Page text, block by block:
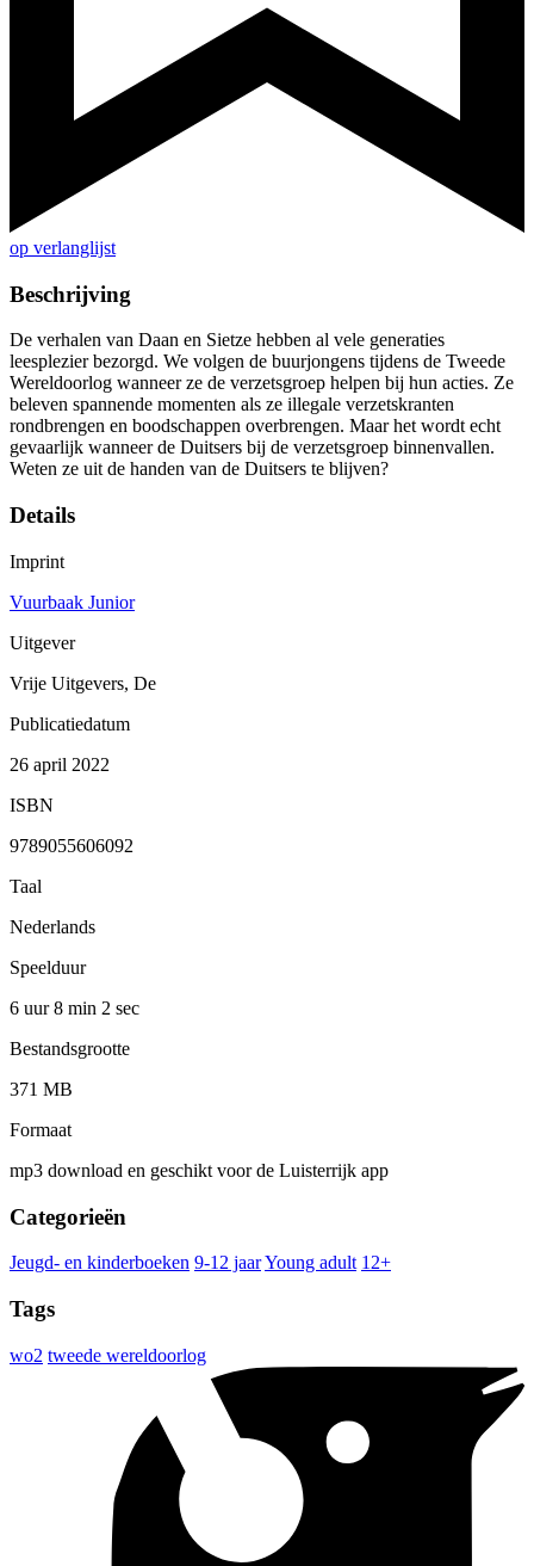
op verlanglijst
Beschrijving
De verhalen van Daan en Sietze hebben al vele generaties
leesplezier bezorgd. We volgen de buurjongens tijdens de Tweede
Wereldoorlog wanneer ze de verzetsgroep helpen bij hun acties. Ze
beleven spannende momenten als ze illegale verzetskranten
rondbrengen en boodschappen overbrengen. Maar het wordt echt
gevaarlijk wanneer de Duitsers bij de verzetsgroep binnenvallen.
Weten ze uit de handen van de Duitsers te blijven?
Details
Imprint
Vuurbaak Junior
Uitgever
Vrije Uitgevers, De
Publicatiedatum
26 april 2022
ISBN
9789055606092
Taal
Nederlands
Speelduur
6 uur 8 min 2 sec
Bestandsgrootte
371 MB
Formaat
mp3 download en geschikt voor de Luisterrijk app
Categorieën
Jeugd- en kinderboeken 9-12 jaarYoung adult 12+
Tags
wo2 tweede wereldoorlog